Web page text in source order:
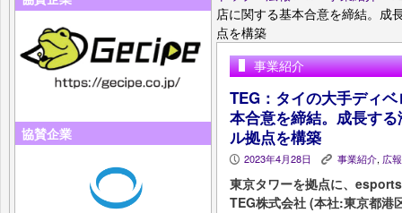
協賛企業
店に関する基本合意を締結。成
点を構築
事業紹介
TEG：タイの大手ディ
本合意を締結。成長す
ル拠点を構築
P 2023年4月28日 K 事業紹介, 広
東京タワーを拠点に、
TEG株式会社 (本社:東京都港